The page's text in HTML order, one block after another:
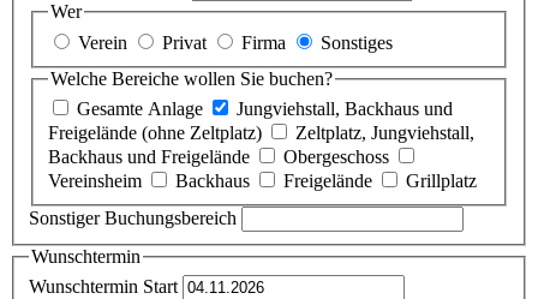
Wer
Verein
Privat Firma
Sonstiges
Welche Bereiche wollen Sie buchen?
Gesamte Anlage
Jungviehstall, Backhaus und
Freigelände (ohne Zeltplatz)
Zeltplatz, Jungviehstall,
Backhaus und Freigelände
Obergeschoss
Vereinsheim
Backhaus Freigelände
Grillplatz
Sonstiger Buchungsbereich
Wunschtermin
Wunschtermin Start